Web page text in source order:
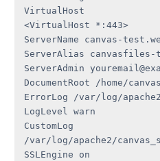
VirtualHost
<VirtualHost *:443>
ServerName canvas-
ServerAlias canvasfiles-
ServerAdmin
DocumentRoot /home/
ErrorLog /var/log/
LogLevel warn
CustomLog
/var/log/apache2/
SSLEngine on